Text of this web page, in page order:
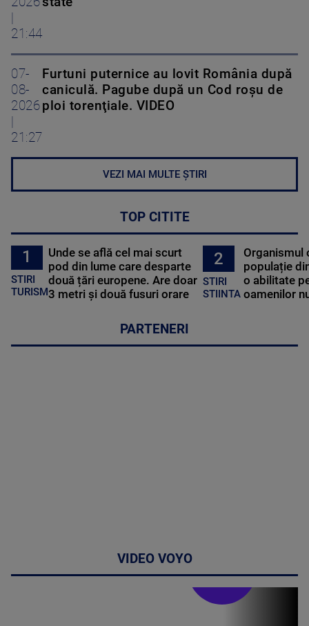
21:44
07-
08-
2026
21:27
Furtuni puternice au lovit România după
caniculă. Pagube după un Cod roşu de
ploi torenţiale. VIDEO
VEZI MAI MULTE ȘTIRI
TOP CITITE
1
STIRI
TURISM
Unde se află cel mai scurt
pod din lume care desparte
două țări europene. Are doar
3 metri și două fusuri orare
2
STIRI
STIINTA
Organismul
populație
o abilitate
oamenilor
PARTENERI
VIDEO VOYO